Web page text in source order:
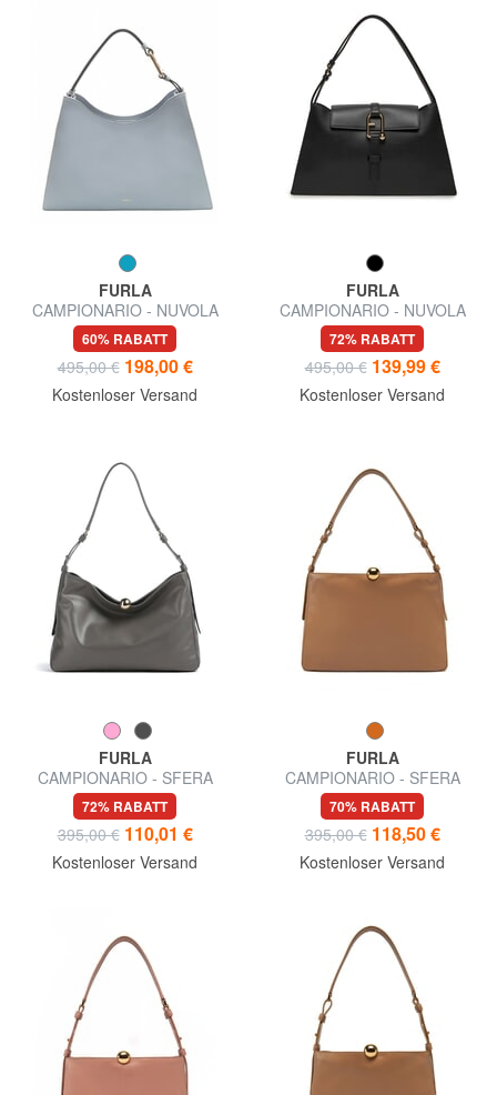
FURLA
CAMPIONARIO - NUVOLA
Umhängetasche
60% RABATT
495,00 € 198,00 €
Kostenloser Versand
FURLA
CAMPIONARIO - NUVOLA
halbstarre Ledertasche
72% RABATT
495,00 € 139,99 €
Kostenloser Versand
FURLA
CAMPIONARIO - SFERA
SOFT Schultertasche, Leder,
Hergestellt in Italien
72% RABATT
395,00 € 110,01 €
Kostenloser Versand
FURLA
CAMPIONARIO - SFERA
SOFT L Schultertasche, Leder
70% RABATT
395,00 € 118,50 €
Kostenloser Versand